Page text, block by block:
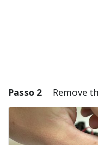
Passo 2 Remove